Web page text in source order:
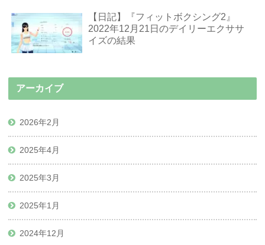
【日記】『フィットボクシング2』
2022年12月21日のデイリーエクササ
イズの結果
アーカイブ
2026年2月
2025年4月
2025年3月
2025年1月
2024年12月